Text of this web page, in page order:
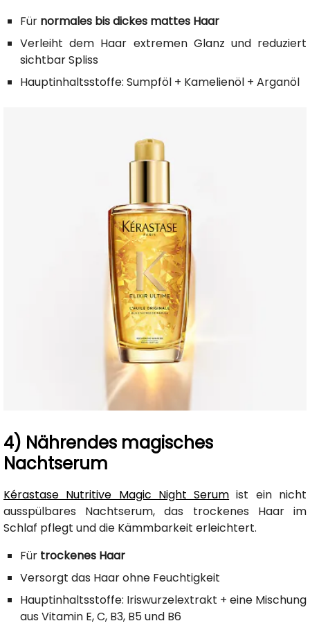
Für normales bis dickes mattes Haar
Verleiht dem Haar extremen Glanz und reduziert
sichtbar Spliss
Hauptinhaltsstoffe: Sumpföl + Kamelienöl + Arganöl
4) Nährendes magisches
Nachtserum
Kérastase Nutritive Magic Night Serum ist ein nicht
ausspülbares Nachtserum, das trockenes Haar im
Schlaf pflegt und die Kämmbarkeit erleichtert.
Für trockenes Haar
Versorgt das Haar ohne Feuchtigkeit
Hauptinhaltsstoffe: Iriswurzelextrakt + eine Mischung
aus Vitamin E, C, B3, B5 und B6